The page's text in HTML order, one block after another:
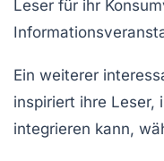
Leser für ihr
Ein weiterer
inspiriert ihre Leser,
integrieren kann,